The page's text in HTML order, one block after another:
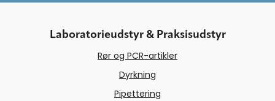
Laboratorieudstyr & Praksisudstyr
Rør og PCR-artikler
Dyrkning
Pipettering